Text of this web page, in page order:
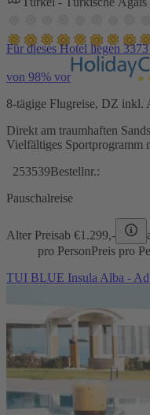
Für dieses Hotel liegen
von 98% vor
8-tägige Flugreise, DZ inkl.
Direkt am traumhaften
Vielfältiges Sportprogramm
253539Bestellnr.:
Pauschalreise
Alter Preisab €1.299,-
pro PersonPreis pro
TUI BLUE Insula Alba -